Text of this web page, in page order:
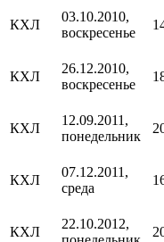
КХЛ
03.10.2010,
воскресенье
КХЛ
26.12.2010,
воскресенье
КХЛ
12.09.2011,
понедельник
КХЛ
07.12.2011,
среда
КХЛ
22.10.2012,